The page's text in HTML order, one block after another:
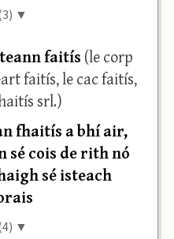
▼
faitís (le corp
faitís, le cac faitís,
srl.)
fhaitís a bhí air,
sé cois de rith nó
sé isteach
▼